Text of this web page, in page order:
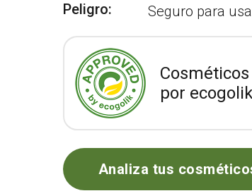
Peligro:
Seguro para
por
Analiza tus